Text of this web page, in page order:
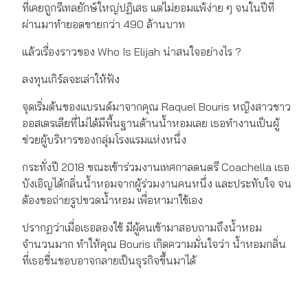
ที่เคยถูกรีเทลยักษ์ใหญ่ปฏิเสธ แต่ไม่ยอมแพ้ง่าย ๆ จนในปีที่
ผ่านมาทำยอดขายกว่า 490 ล้านบาท
แล้วเรื่องราวของ Who Is Elijah น่าสนใจอย่างไร ?
ลงทุนเกิร์ลจะเล่าให้ฟัง
จุดเริ่มต้นของแบรนด์มาจากคุณ Raquel Bouris หญิงสาวชาว
ออสเตรเลียที่ไม่ได้มีพื้นฐานด้านน้ำหอมเลย เธอทำงานเป็นผู้
ช่วยผู้บริหารของกลุ่มโรงแรมแห่งหนึ่ง
กระทั่งปี 2018 ขณะเข้าร่วมงานเทศกาลดนตรี Coachella เธอ
บังเอิญได้กลิ่นน้ำหอมจากผู้ร่วมงานคนหนึ่ง และประทับใจ จน
ต้องขอถ่ายรูปขวดน้ำหอม เพื่อหามาใช้เอง
ปรากฏว่าเมื่อเธอลองใช้ มีผู้คนเข้ามาสอบถามถึงน้ำหอม
จำนวนมาก ทำให้คุณ Bouris เกิดความมั่นใจว่า น้ำหอมกลิ่น
ที่เธอชื่นชอบอาจกลายเป็นธุรกิจขึ้นมาได้